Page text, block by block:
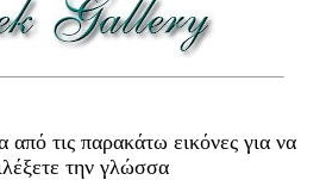
από τις παρακάτω εικόνες για να
την γλώσσα